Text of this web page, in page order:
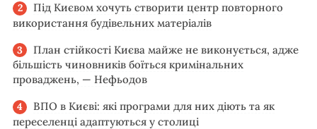
Під Києвом хочуть створити центр повторного
використання будівельних матеріалів
План стійкості Києва майже не виконується, адже
більшість чиновників боїться кримінальних
проваджень, — Нефьодов
ВПО в Києві: які програми для них діють та як
переселенці адаптуються у столиці